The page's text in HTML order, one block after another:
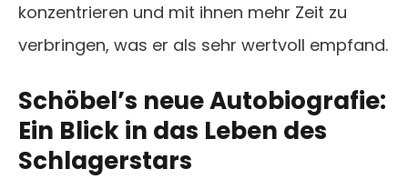
konzentrieren und mit ihnen mehr Zeit zu
verbringen, was er als sehr wertvoll empfand.
Schöbel’s neue Autobiografie:
Ein Blick in das Leben des
Schlagerstars